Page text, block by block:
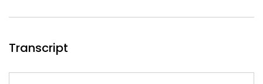
Transcript